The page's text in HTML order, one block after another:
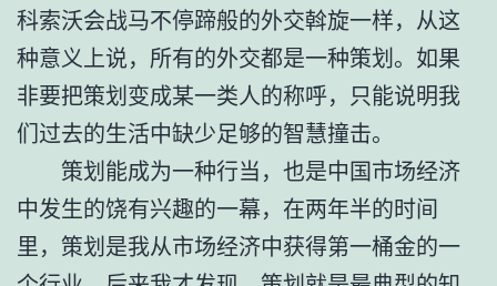
科索沃会战马不停蹄般的外交斡旋一样，从这
种意义上说，所有的外交都是一种策划。如果
非要把策划变成某一类人的称呼，只能说明我
们过去的生活中缺少足够的智慧撞击。
策划能成为一种行当，也是中国市场经济
中发生的饶有兴趣的一幕，在两年半的时间
里，策划是我从市场经济中获得第一桶金的一